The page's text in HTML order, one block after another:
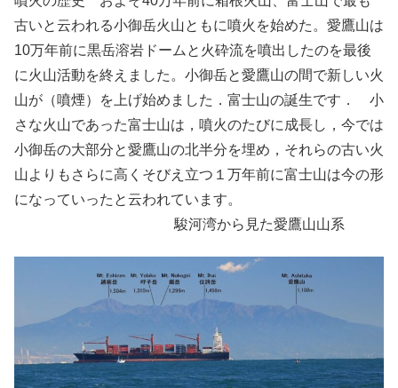
古いと云われる小御岳火山ともに噴火を始めた。愛鷹山は
10万年前に黒岳溶岩ドームと火砕流を噴出したのを最後
に火山活動を終えました。小御岳と愛鷹山の間で新しい火
山が（噴煙）を上げ始めました．富士山の誕生です． 小
さな火山であった富士山は，噴火のたびに成長し，今では
小御岳の大部分と愛鷹山の北半分を埋め，それらの古い火
山よりもさらに高くそびえ立つ１万年前に富士山は今の形
になっていったと云われています。
駿河湾から見た愛鷹山山系